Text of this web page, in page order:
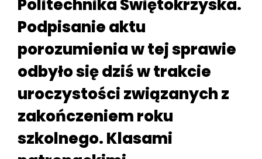
Politechnika Świętokrzyska.
Podpisanie aktu
porozumienia w tej sprawie
odbyło się dziś w trakcie
uroczystości związanych z
zakończeniem roku
szkolnego. Klasami